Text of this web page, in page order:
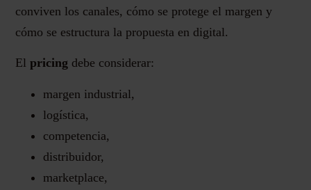
conviven los canales, cómo se protege el margen y
cómo se estructura la propuesta en digital.
Elpricing debe considerar:
margen industrial,
logística,
competencia,
distribuidor,
marketplace,